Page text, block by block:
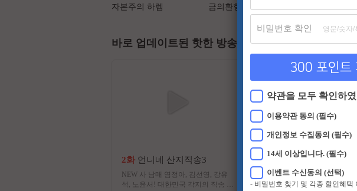
자본주의 하렘 금의환향
바로 업데이트된 핫한 방송
2화 언니네 산지직송3
NEW 사 남매 염정아, 김선영, 강유
석, 노윤서! 대한민국 각지의 직송 작
332화신상 출시 편스토
미식가 스타들의 '먹고 사는
관찰하고 그들의 레시피를
비밀번호 확인
300 포인트
약관을 모두 확인하
이용약관 동의 (필수)
개인정보 수집동의 (필수)
14세 이상입니다. (필수)
이벤트 수신동의 (선택)
- 비밀번호 찾기 및 각종 할인혜택